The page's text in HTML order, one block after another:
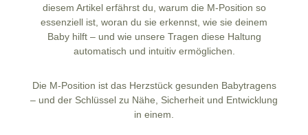
diesem Artikel erfährst du, warum die M-Position so
essenziell ist, woran du sie erkennst, wie sie deinem
Baby hilft – und wie unsere Tragen diese Haltung
automatisch und intuitiv ermöglichen.
Die M-Position ist das Herzstück gesunden Babytragens
– und der Schlüssel zu Nähe, Sicherheit und Entwicklung
in einem.